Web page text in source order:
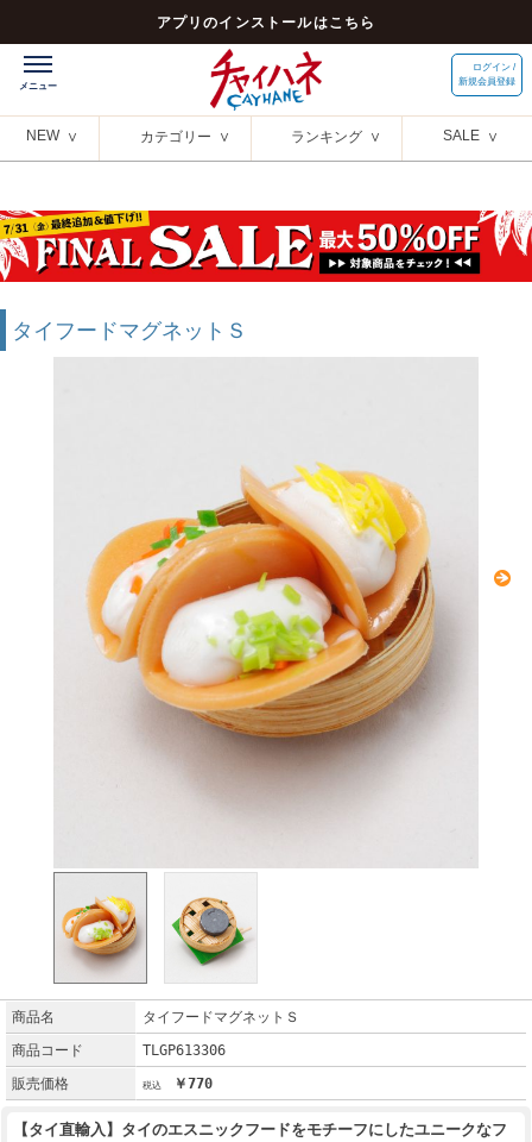
アプリのインストールはこちら
ログイン /
新規会員登録
NEW カテゴリー ランキング SALE
タイフードマグネットＳ
商品名
タイフードマグネットＳ
商品コード
TLGP613306
販売価格
￥770
【タイ直輸入】タイのエスニックフードをモチーフにしたユニークなフ